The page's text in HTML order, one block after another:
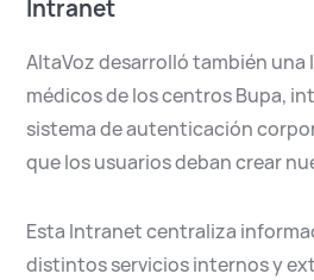
Intranet
AltaVoz desarrolló también una
médicos de los centros Bupa,
sistema de autenticación
que los usuarios deban crear
Esta Intranet centraliza
distintos servicios internos y